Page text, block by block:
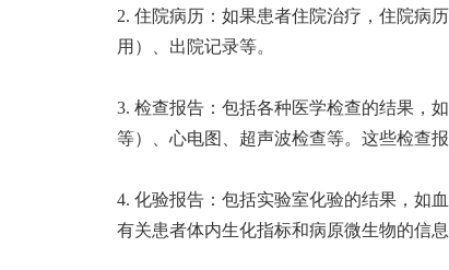
2. 住院病历：如果患者住院治疗，住院病
用）、出院记录等。
3. 检查报告：包括各种医学检查的结果，
等）、心电图、超声波检查等。这些检查
4. 化验报告：包括实验室化验的结果，如
有关患者体内生化指标和病原微生物的信息